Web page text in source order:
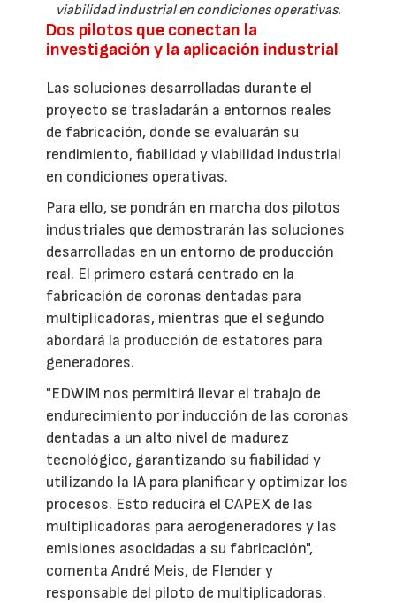
viabilidad industrial en condiciones operativas.
Dos pilotos que conectan la
investigación y la aplicación industrial
Las soluciones desarrolladas durante el
proyecto se trasladarán a entornos reales
de fabricación, donde se evaluarán su
rendimiento, fiabilidad y viabilidad industrial
en condiciones operativas.
Para ello, se pondrán en marcha dos pilotos
industriales que demostrarán las soluciones
desarrolladas en un entorno de producción
real. El primero estará centrado en la
fabricación de coronas dentadas para
multiplicadoras, mientras que el segundo
abordará la producción de estatores para
generadores.
"EDWIM nos permitirá llevar el trabajo de
endurecimiento por inducción de las coronas
dentadas a un alto nivel de madurez
tecnológico, garantizando su fiabilidad y
utilizando la IA para planificar y optimizar los
procesos. Esto reducirá el CAPEX de las
multiplicadoras para aerogeneradores y las
emisiones asocidadas a su fabricación",
comenta André Meis, de Flender y
responsable del piloto de multiplicadoras.